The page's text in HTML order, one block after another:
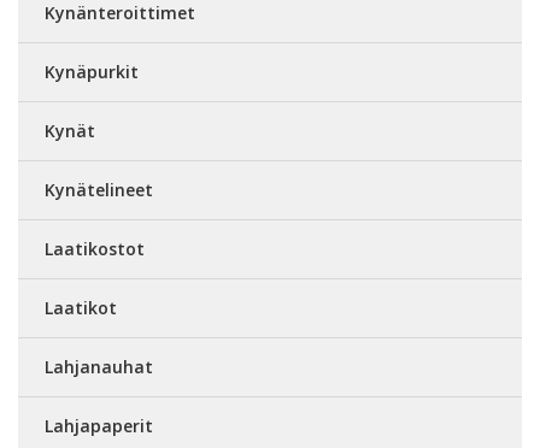
Kynänteroittimet
Kynäpurkit
Kynät
Kynätelineet
Laatikostot
Laatikot
Lahjanauhat
Lahjapaperit